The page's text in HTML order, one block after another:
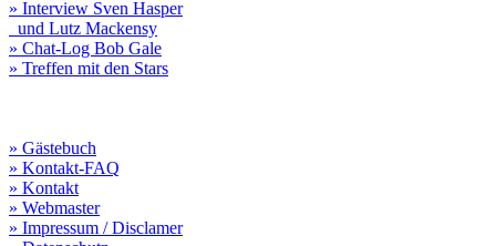
» Interview Sven Hasper
und Lutz Mackensy
» Chat-Log Bob Gale
» Treffen mit den Stars
» Gästebuch
» Kontakt-FAQ
» Kontakt
» Webmaster
» Impressum / Disclamer